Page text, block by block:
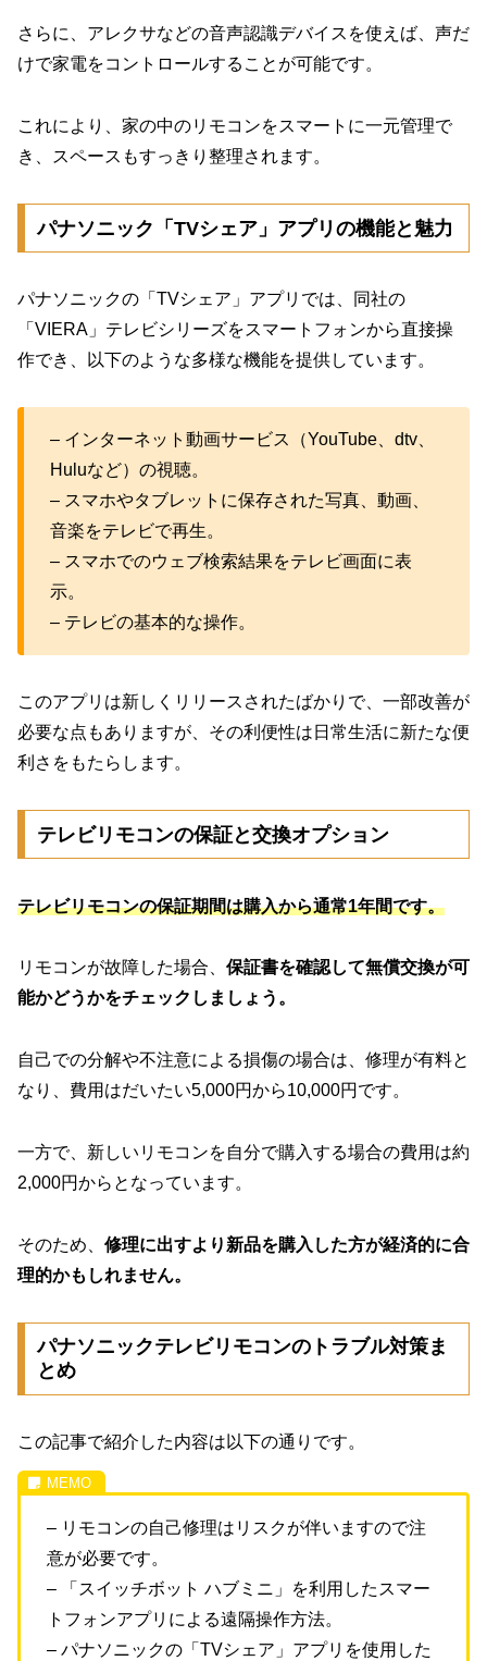
さらに、アレクサなどの音声認識デバイスを使えば、声だ
けで家電をコントロールすることが可能です。
これにより、家の中のリモコンをスマートに一元管理で
き、スペースもすっきり整理されます。
パナソニック「TVシェア」アプリの機能と魅力
パナソニックの「TVシェア」アプリでは、同社の
「VIERA」テレビシリーズをスマートフォンから直接操
作でき、以下のような多様な機能を提供しています。
– インターネット動画サービス（YouTube、dtv、
Huluなど）の視聴。
– スマホやタブレットに保存された写真、動画、
音楽をテレビで再生。
– スマホでのウェブ検索結果をテレビ画面に表
示。
– テレビの基本的な操作。
このアプリは新しくリリースされたばかりで、一部改善が
必要な点もありますが、その利便性は日常生活に新たな便
利さをもたらします。
テレビリモコンの保証と交換オプション
テレビリモコンの保証期間は購入から通常1年間です。
リモコンが故障した場合、 保証書を確認して無償交換が可
能かどうかをチェックしましょう。
自己での分解や不注意による損傷の場合は、修理が有料と
なり、費用はだいたい5,000円から10,000円です。
一方で、新しいリモコンを自分で購入する場合の費用は約
2,000円からとなっています。
そのため、 修理に出すより新品を購入した方が経済的に合
理的かもしれません。
パナソニックテレビリモコンのトラブル対策ま
とめ
この記事で紹介した内容は以下の通りです。
– リモコンの自己修理はリスクが伴いますので注
意が必要です。
– 「スイッチボット ハブミニ」を利用したスマー
トフォンアプリによる遠隔操作方法。
– パナソニックの「TVシェア」アプリを使用した